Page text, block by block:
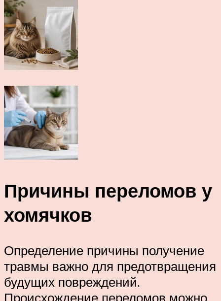
Причины переломов у
хомячков
Определение причины получение
травмы важно для предотвращения
будущих повреждений.
Происхождение переломов можно